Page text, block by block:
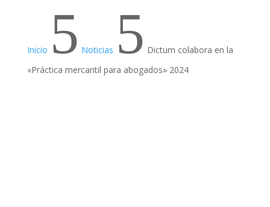
Inicio 5 Noticias 5 Dictum colabora en la
«Práctica mercantil para abogados» 2024